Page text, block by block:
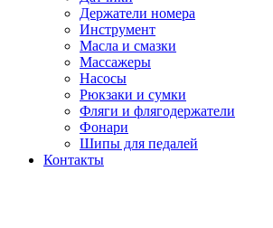
Держатели номера
Инструмент
Масла и смазки
Массажеры
Насосы
Рюкзаки и сумки
Фляги и флягодержатели
Фонари
Шипы для педалей
Контакты